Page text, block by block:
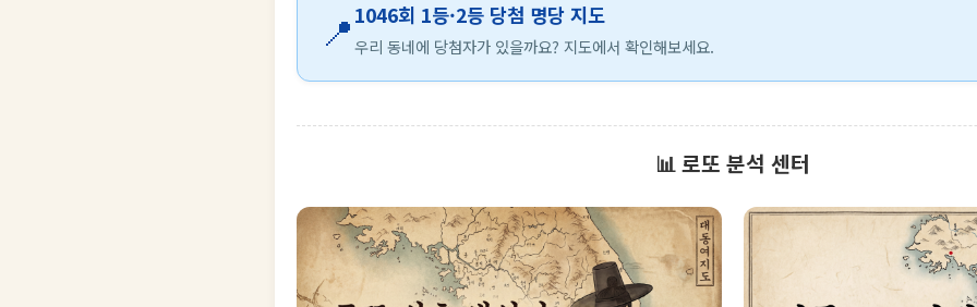
📍 1046회 1등·2등 당첨 명당 지도
우리 동네에 당첨자가 있을까요? 지도에서 확인해보세요.
📊 로또 분석 센터